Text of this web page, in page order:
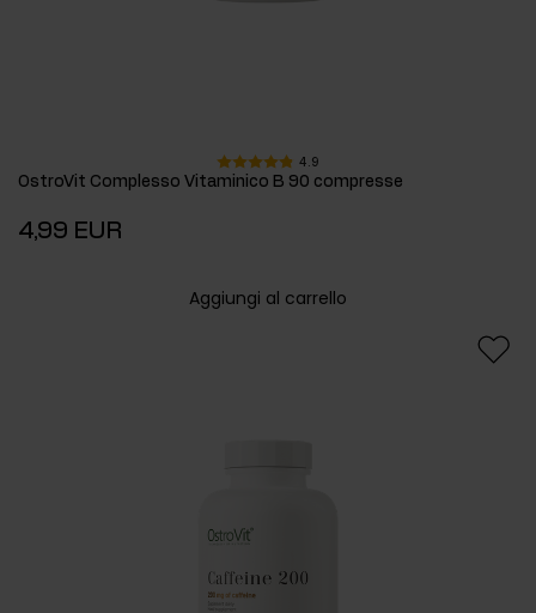
4.9
OstroVit Complesso Vitaminico B 90 compresse
4,99 EUR
Aggiungi al carrello